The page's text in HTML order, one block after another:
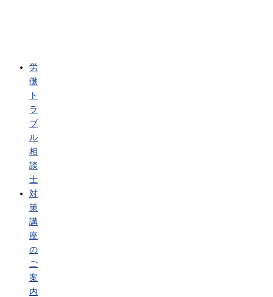
労
働
ト
ラ
ブ
ル
相
談
士
対
策
講
座
の
ご
案
内